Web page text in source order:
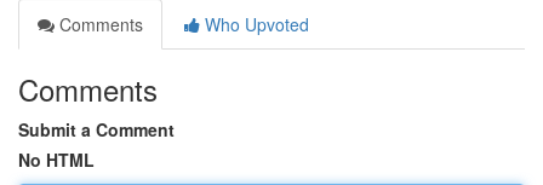
Comments
Who Upvoted
Comments
Submit a Comment
No HTML